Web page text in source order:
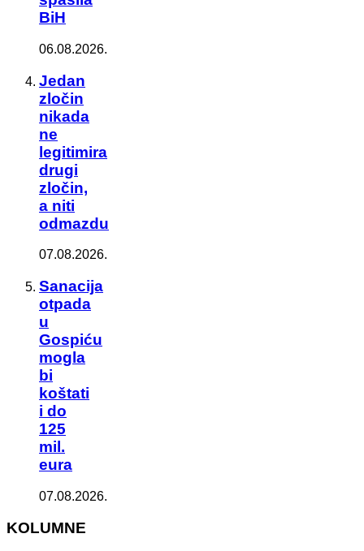
BiH
06.08.2026.
Jedan
zločin
nikada
ne
legitimira
drugi
zločin,
a niti
odmazdu
07.08.2026.
Sanacija
otpada
u
Gospiću
mogla
bi
koštati
i do
125
mil.
eura
07.08.2026.
KOLUMNE